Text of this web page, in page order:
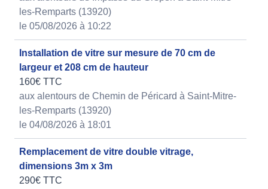
les-Remparts (13920)
le 05/08/2026 à 10:22
Installation de vitre sur mesure de 70 cm de
largeur et 208 cm de hauteur
160€ TTC
aux alentours de Chemin de Péricard à Saint-Mitre-
les-Remparts (13920)
le 04/08/2026 à 18:01
Remplacement de vitre double vitrage,
dimensions 3m x 3m
290€ TTC